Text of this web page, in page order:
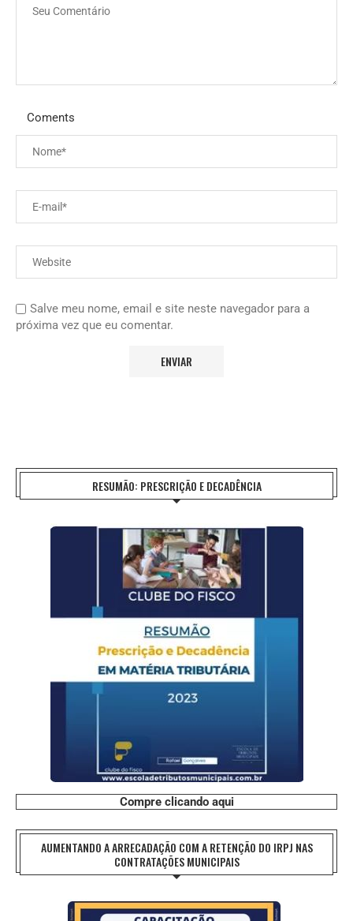
Coments
Salve meu nome, email e site neste navegador para a
próxima vez que eu comentar.
RESUMÃO: PRESCRIÇÃO E DECADÊNCIA
Compre clicando aqui
AUMENTANDO A ARRECADAÇÃO COM A RETENÇÃO DO IRPJ NAS
CONTRATAÇÕES MUNICIPAIS